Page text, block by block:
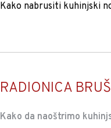
Kako nabrusiti kuhinjski
RADIONICA
Kako da naoštrimo